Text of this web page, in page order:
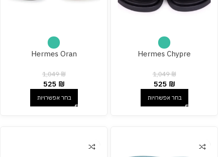
Hermes Chypre
1,049₪
525 ₪
בחר אפשרויות
Hermes Oran
1,049₪
525 ₪
בחר אפשרויות